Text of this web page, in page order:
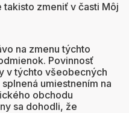
takisto zmeniť v časti Môj
na zmenu týchto
Povinnosť
v týchto všeobecných
umiestnením na
obchodu
sa dohodli, že